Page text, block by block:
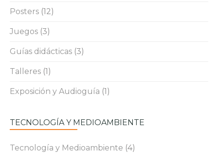
Posters (12)
Juegos (3)
Guías didácticas (3)
Talleres (1)
Exposición y Audioguía (1)
TECNOLOGÍA Y MEDIOAMBIENTE
Tecnología y Medioambiente (4)